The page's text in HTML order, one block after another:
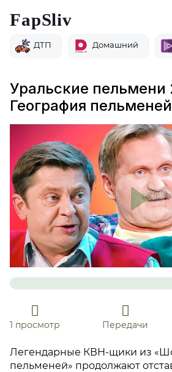
FapSliv
ДТП Домашний
Уральские пельмени
География
1 просмотр Передачи
Легендарные КВН-щики из
пельменей» продолжают